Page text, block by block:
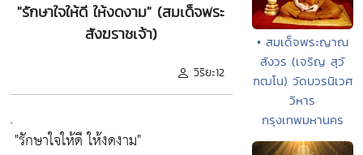
"รักษาใจให้ดี ให้งดงาม" (สมเด็จพระ
สังฆราชเจ้า)
วิริยะ12
.
"รักษาใจให้ดี ให้งดงาม"
• สมเด็จพระญาณ
สังวร (เจริญ สุวั
ฑฒโน) วัดบวรนิเวศ
วิหาร
กรุงเทพมหานคร